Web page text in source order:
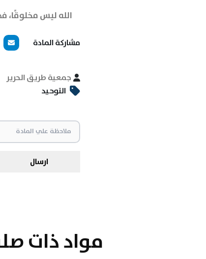
الله ليس
مشاركة المادة
جمعية طريق الحرير
التوحيد
ارسال
مواد ذات